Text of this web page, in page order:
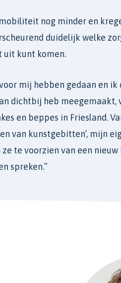
nog minder en
duidelijk welke
uit kunt komen.
mij hebben gedaan en
dichtbij heb meegemaakt,
en beppes in Friesland.
van kunstgebitten’, mijn
te voorzien van een
spreken.”